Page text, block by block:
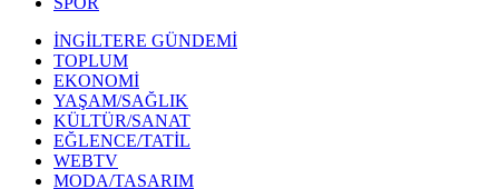
İNGİLTERE GÜNDEMİ
TOPLUM
EKONOMİ
YAŞAM/SAĞLIK
KÜLTÜR/SANAT
EĞLENCE/TATİL
WEBTV
MODA/TASARIM